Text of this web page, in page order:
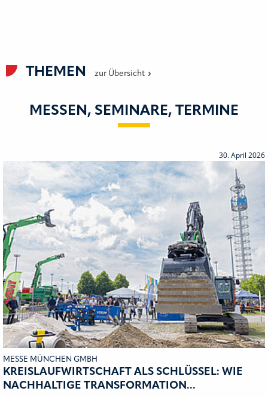
THEMEN zur Übersicht
MESSEN, SEMINARE, TERMINE
30. April 2026
MESSE MÜNCHEN GMBH
KREISLAUFWIRTSCHAFT ALS SCHLÜSSEL: WIE
NACHHALTIGE TRANSFORMATION...